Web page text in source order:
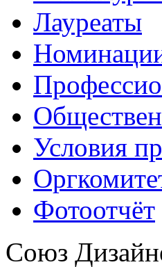
Лауреаты
Условия
Фотоотчёт
Союз